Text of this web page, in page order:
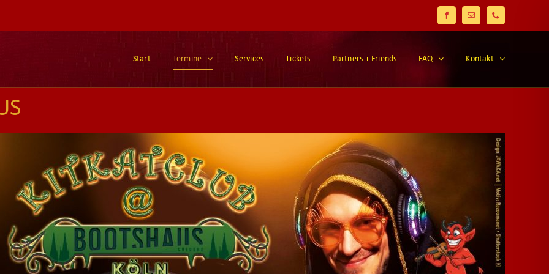
Facebook
E-
Mail
Telefon
Start Termine Services Tickets Partners + Friends FAQ Kontakt